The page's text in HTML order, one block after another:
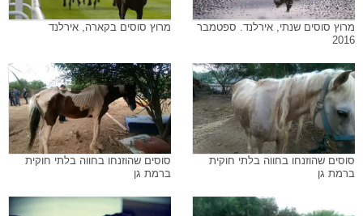
מרוץ סוסים שנתי, אירלנד. ספטמבר
2016
מרוץ סוסים בקארה, אירלנד
סוסים שהוזנחו בחווה בלתי חוקית
ברמת גן
סוסים שהוזנחו בחווה בלתי חוקית
ברמת גן